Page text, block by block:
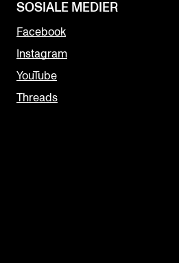
SOSIALE MEDIER
Facebook
Instagram
YouTube
Threads